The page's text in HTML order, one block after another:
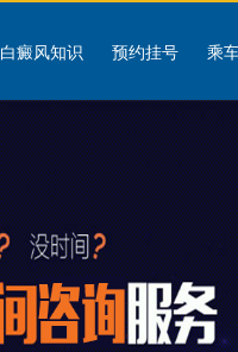
白癜风知识 预约挂号 乘